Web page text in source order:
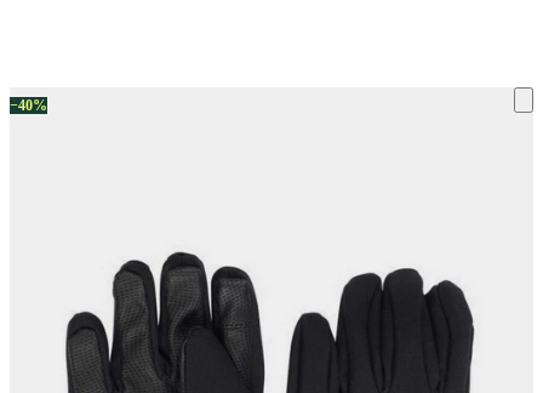
−40%